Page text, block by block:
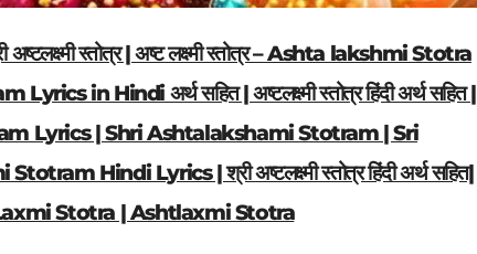
अष्टलक्ष्मी स्तोत्र | अष्ट लक्ष्मी स्तोत्र – Ashta lakshmi Stotra
in Hindi अर्थ सहित | अष्टलक्ष्मी स्तोत्र हिंदी अर्थ सहित |
Lyrics | Shri Ashtalakshami Stotram | Sri
Hindi Lyrics | श्रीअष्टलक्ष्मी स्तोत्र हिंदी अर्थ सहित|
Stotra | Ashtlaxmi Stotra